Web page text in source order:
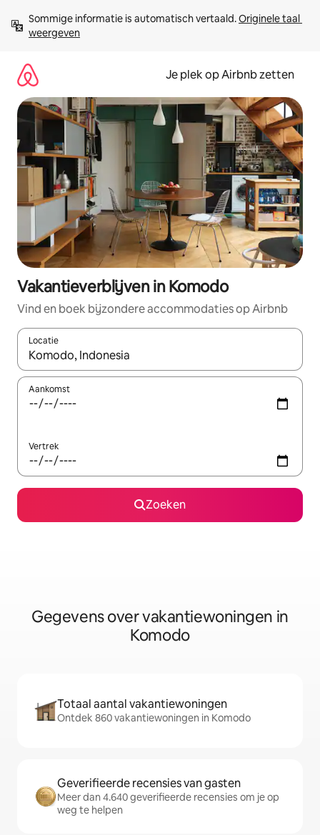
direct
naar
Sommige informatie is automatisch vertaald. Originele taal
weergeven
Je plek op Airbnb zetten
Vakantieverblijven in Komodo
Vind en boek bijzondere accommodaties op Airbnb
Locatie
Wanneer er resultaten beschikbaar zijn, maak je een keuze
Aankomst
Vertrek
Zoeken
Gegevens over vakantiewoningen in
Komodo
Totaal aantal vakantiewoningen
Ontdek 860 vakantiewoningen in Komodo
Geverifieerde recensies van gasten
Meer dan 4.640 geverifieerde recensies om je op
weg te helpen